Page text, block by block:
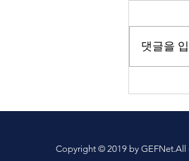
선거
댓글을
Copyright © 2019 by GEFNet.All